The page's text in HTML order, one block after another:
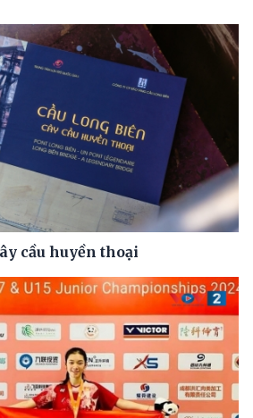
cầu huyền thoại